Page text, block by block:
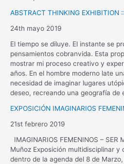
ABSTRACT THINKING EXHIBITION
24th mayo 2019
El tiempo se diluye. El instante se
pensamientos cobranvida. Esta
mostrar mi proceso creativo y
años. En el hombre moderno late
necesidad de imaginar lugares
deseo, recreando una geografía de
EXPOSICIÓN IMAGINARIOS
21st febrero 2019
IMAGINARIOS FEMENINOS – SER
Muñoz Exposición multidisciplinar y
dentro de la agenda del 8 de